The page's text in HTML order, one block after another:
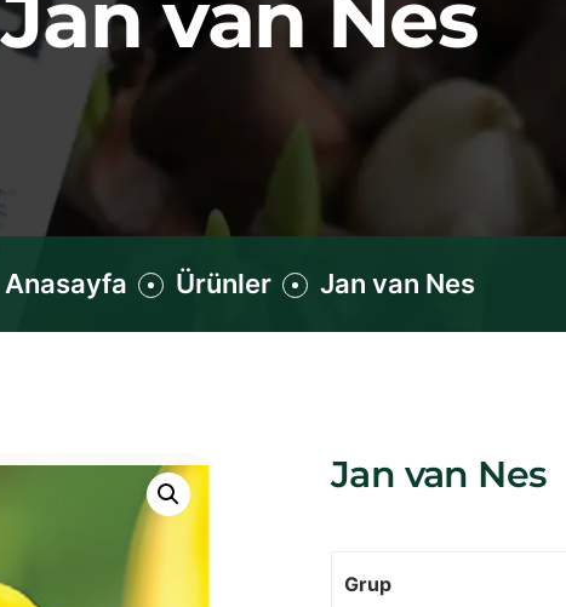
Anasayfa Ürünler Jan van Nes
Jan van Nes
Grup